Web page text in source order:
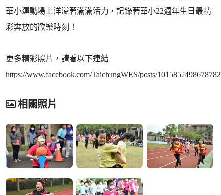
華小運動場上洋溢著滿滿活力，記錄著華小22週年生日最精
彩奔放的歡樂時刻！
更多精彩照片，請看以下連結
https://www.facebook.com/TaichungWES/posts/
相關照片